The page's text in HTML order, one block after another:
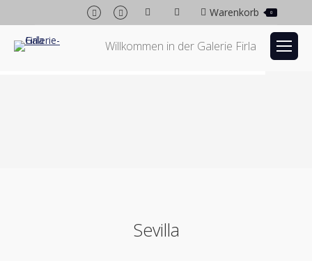
Facebook
page
opens
Instagram
page
opens
in
Warenkorb 0
Willkommen in der Galerie Firla
Sevilla